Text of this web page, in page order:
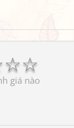
☆
☆
giá nào